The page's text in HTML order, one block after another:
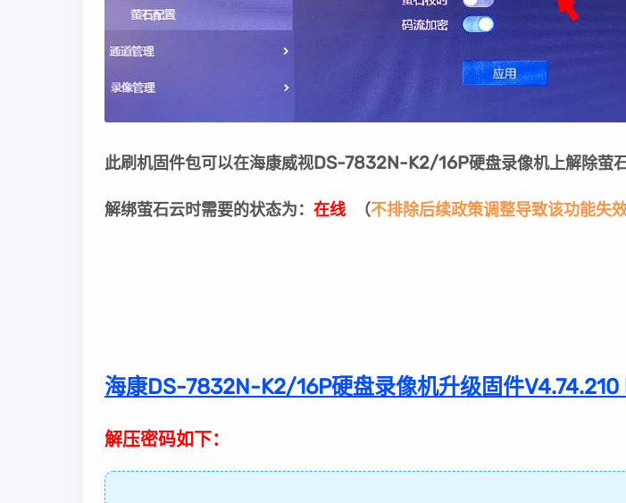
此刷机固件包可以在海康威视DS-7832N-K2/16P硬盘录像机上解除萤
解绑萤石云时需要的状态为： 在线 （不排除后续政策调整导致该功能失
海康DS-7832N-K2/16P硬盘录像机升级固件
解压密码如下：